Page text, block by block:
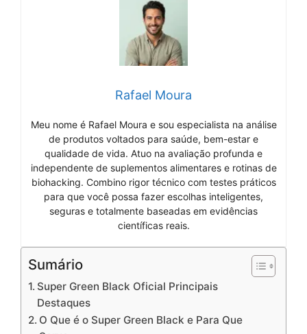
Rafael Moura
Meu nome é Rafael Moura e sou especialista na análise
de produtos voltados para saúde, bem-estar e
qualidade de vida. Atuo na avaliação profunda e
independente de suplementos alimentares e rotinas de
biohacking. Combino rigor técnico com testes práticos
para que você possa fazer escolhas inteligentes,
seguras e totalmente baseadas em evidências
científicas reais.
Sumário
Super Green Black Oficial Principais
Destaques
O Que é o Super Green Black e Para Que